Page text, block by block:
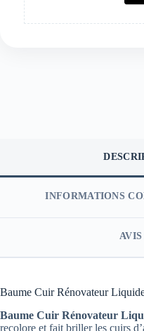
INFORMATIONS
AVIS
Baume Cuir Rénovateur
Baume Cuir Rénovateur
recolore et fait briller les cuirs